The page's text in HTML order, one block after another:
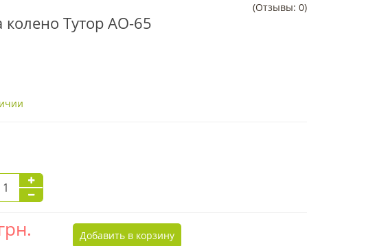
колено Тутор АО-65
(Отзывы: 0)
Добавить в корзину